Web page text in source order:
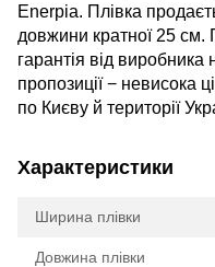
Enerpia. Плівка
довжини кратної 25
гарантія від
пропозиції − невисока
по Києву й території
Характеристики
Ширина плівки
Довжина плівки